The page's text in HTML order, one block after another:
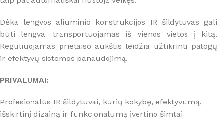
Dėka lengvos aliuminio konstrukcijos IR šildytuvas gali
būti lengvai transportuojamas iš vienos vietos į kitą.
Reguliuojamas prietaiso aukštis leidžia užtikrinti patogų
ir efektyvų sistemos panaudojimą.
PRIVALUMAI:
Profesionalūs IR šildytuvai, kurių kokybę, efektyvumą,
išskirtinį dizainą ir funkcionalumą įvertino šimtai